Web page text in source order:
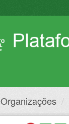
Organizações